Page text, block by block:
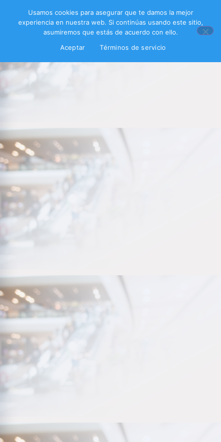
Usamos cookies para asegurar que te damos la mejor
experiencia en nuestra web. Si continúas usando este sitio,
asumiremos que estás de acuerdo con ello.
Aceptar
Términos de servicio